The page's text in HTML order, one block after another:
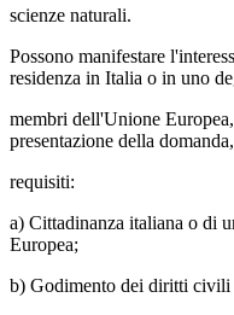
scienze naturali.
Possono manifestare
residenza in Italia o in uno
membri dell'Unione
presentazione della
requisiti:
a) Cittadinanza italiana o di
Europea;
b) Godimento dei diritti civili